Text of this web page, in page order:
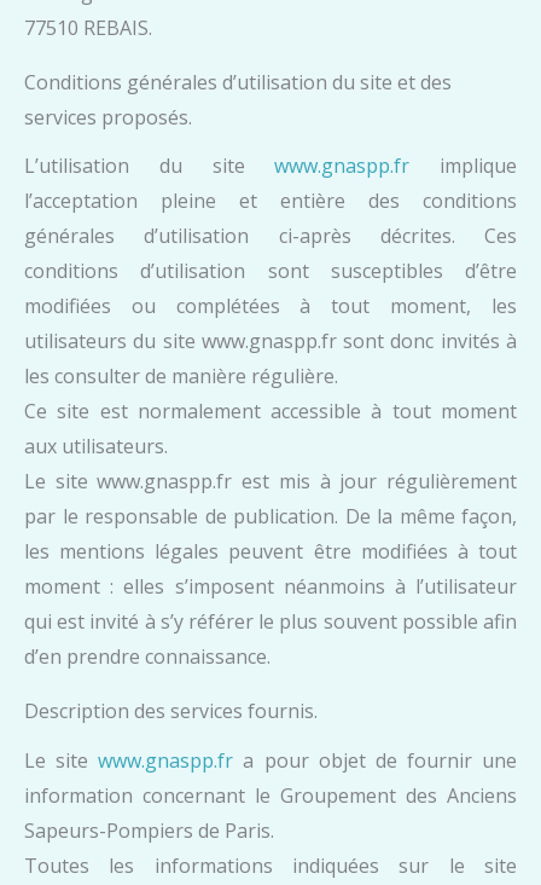
77510 REBAIS.
Conditions générales d’utilisation du site et des
services proposés.
L’utilisation du sitewww.gnaspp.fr implique
l’acceptation pleine et entière des conditions
générales d’utilisation ci-après décrites. Ces
conditions d’utilisation sont susceptibles d’être
modifiées ou complétées à tout moment, les
utilisateurs du site www.gnaspp.fr sont donc invités à
les consulter de manière régulière.
Ce site est normalement accessible à tout moment
aux utilisateurs.
Le site www.gnaspp.fr est mis à jour régulièrement
par le responsable de publication. De la même façon,
les mentions légales peuvent être modifiées à tout
moment : elles s’imposent néanmoins à l’utilisateur
qui est invité à s’y référer le plus souvent possible afin
d’en prendre connaissance.
Description des services fournis.
Le sitewww.gnaspp.fr a pour objet de fournir une
information concernant le Groupement des Anciens
Sapeurs-Pompiers de Paris.
Toutes les informations indiquées sur le site